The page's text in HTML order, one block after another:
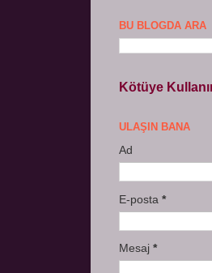
BU BLOGDA ARA
Kötüye
ULAŞIN BANA
Ad
E-posta *
Mesaj *